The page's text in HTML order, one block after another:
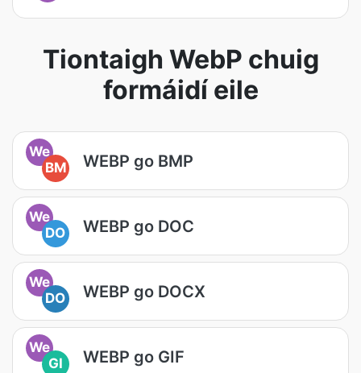
Tiontaigh WebP chuig
formáidí eile
We
BM
WEBP go BMP
We
DO
WEBP go DOC
We
DO
WEBP go DOCX
We
GI
WEBP go GIF